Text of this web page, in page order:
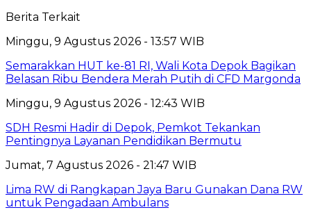
Berita Terkait
Minggu, 9 Agustus 2026 - 13:57 WIB
Semarakkan HUT ke-81 RI, Wali Kota Depok Bagikan
Belasan Ribu Bendera Merah Putih di CFD Margonda
Minggu, 9 Agustus 2026 - 12:43 WIB
SDH Resmi Hadir di Depok, Pemkot Tekankan
Pentingnya Layanan Pendidikan Bermutu
Jumat, 7 Agustus 2026 - 21:47 WIB
Lima RW di Rangkapan Jaya Baru Gunakan Dana RW
untuk Pengadaan Ambulans